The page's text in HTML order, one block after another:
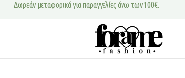
Δωρεάν μεταφορικά για παραγγελίες άνω των 100€.